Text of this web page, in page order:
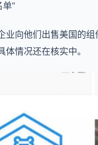
”
业向他们出售美国的
体情况还在核实中。